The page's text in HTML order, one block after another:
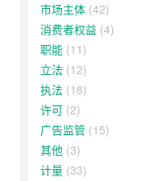
市场主体 (42)
消费者权益 (4)
职能 (11)
立法 (12)
执法 (18)
许可 (2)
广告监管 (15)
其他 (3)
计量 (33)